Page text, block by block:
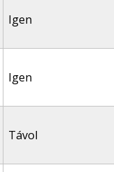
Igen
Igen
Távol